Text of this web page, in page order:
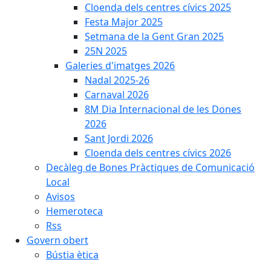
Cloenda dels centres cívics 2025
Festa Major 2025
Setmana de la Gent Gran 2025
25N 2025
Galeries d'imatges 2026
Nadal 2025-26
Carnaval 2026
8M Dia Internacional de les Dones
2026
Sant Jordi 2026
Cloenda dels centres cívics 2026
Decàleg de Bones Pràctiques de Comunicació
Local
Avisos
Hemeroteca
Rss
Govern obert
Bústia ètica